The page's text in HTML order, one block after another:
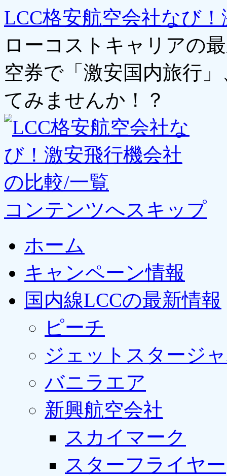
LCC格安航空会社なび
ローコストキャリアの
空券で「激安国内旅行
てみませんか！？
コンテンツへスキップ
ホーム
キャンペーン情報
国内線LCCの最新情報
ピーチ
ジェットスタージ
バニラエア
新興航空会社
スカイマーク
スターフライヤー